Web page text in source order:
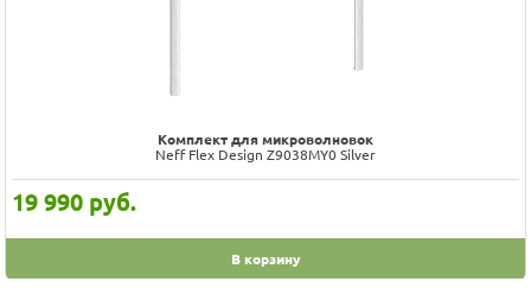
Комплект для микроволновок
Neff Flex Design Z9038MY0 Silver
19 990 руб.
В корзину